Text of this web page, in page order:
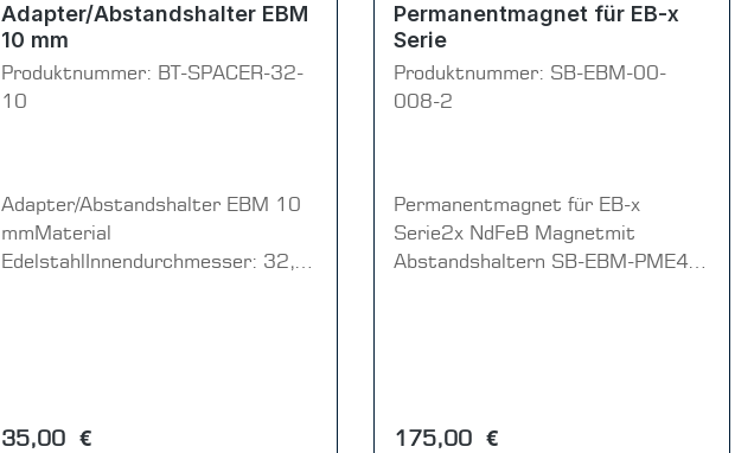
Adapter/Abstandshalter EBM
10 mm
Produktnummer: BT-SPACER-32-
10
Adapter/Abstandshalter EBM 10
mmMaterial
EdelstahlInnendurchmesser: 32,5
Regulärer Preis:
35,00 €
Permanentmagnet für EB-x
Serie
Produktnummer: SB-EBM-00-
008-2
Permanentmagnet für EB-x
Serie2x NdFeB Magnetmit
Abstandshaltern SB-EBM-PME40,
Regulärer Preis:
175,00 €